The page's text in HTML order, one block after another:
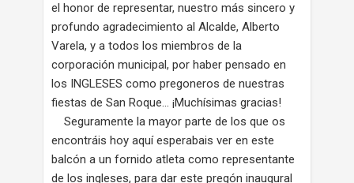
el honor de representar, nuestro más sincero y
profundo agradecimiento al Alcalde, Alberto
Varela, y a todos los miembros de la
corporación municipal, por haber pensado en
los INGLESES como pregoneros de nuestras
fiestas de San Roque… ¡Muchísimas gracias!
Seguramente la mayor parte de los que os
encontráis hoy aquí esperabais ver en este
balcón a un fornido atleta como representante
de los ingleses, para dar este pregón inaugural